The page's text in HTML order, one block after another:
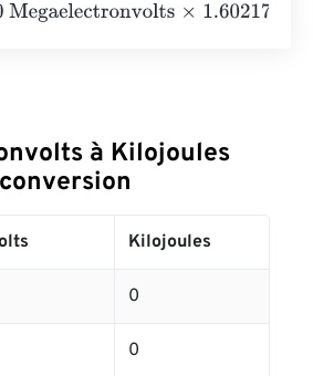
×1.602176634e-20
à Kilojoules
Kilojoules
0
0